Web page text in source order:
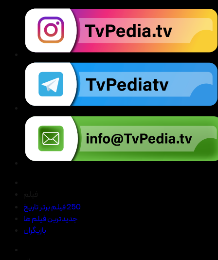
250 فیلم برتر تاریخ
جدیدترین فیلم ها
بازیگران